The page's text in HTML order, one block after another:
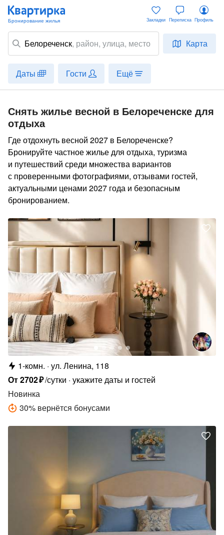
Белореченск, район, улица, место Карта
Закладки Переписка Профиль
Даты Гости Ещё
Снять жилье весной в Белореченске для
отдыха
Где отдохнуть весной 2027 в Белореченске?
Бронируйте частное жилье для отдыха, туризма
и путешествий среди множества вариантов
с проверенными фотографиями, отзывами гостей,
актуальными ценами 2027 года и безопасным
бронированием.
1-комн. ул. Ленина, 118
От2702₽/сутки укажите даты и гостей
Новинка
30% вернётся бонусами